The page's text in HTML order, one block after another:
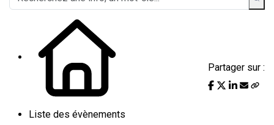
Liste des évènements
Partager sur :